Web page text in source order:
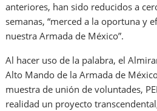
anteriores, han sido reducidos a
semanas, “merced a la oportuna y
nuestra Armada de México”.
Al hacer uso de la palabra, el
Alto Mando de la Armada de
muestra de unión de voluntades,
realidad un proyecto